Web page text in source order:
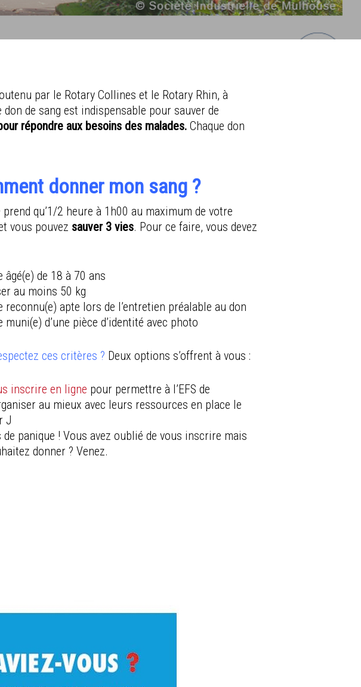
par le Rotary Collines et le Rotary Rhin, à
don de sang est indispensable pour sauver de
répondre aux besoins des malades.Chaque don
donner mon sang ?
prend qu’1/2 heure à 1h00 au maximum de votre
vous pouvez sauver 3 vies. Pour ce faire, vous devez
âgé(e) de 18 à 70 ans
au moins 50 kg
reconnu(e) apte lors de l’entretien préalable au don
muni(e) d’une pièce d’identité avec photo
ces critères ? Deux options s’offrent à vous :
inscrire en ligne pour permettre à l’EFS de
au mieux avec leurs ressources en place le
J
de panique ! Vous avez oublié de vous inscrire mais
donner ? Venez.